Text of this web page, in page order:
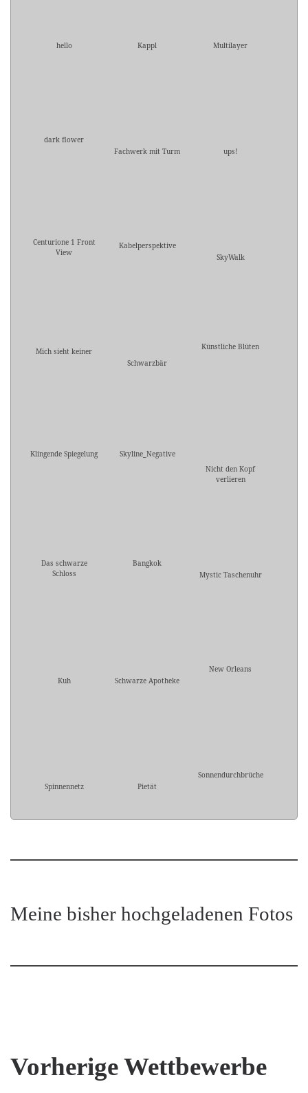
hello Kappl Multilayer
dark flower
Fachwerk mit Turm
ups!
Centurione 1 Front
View
Kabelperspektive
SkyWalk
Mich sieht keiner
Schwarzbär
Künstliche Blüten
Klingende Spiegelung
Skyline_Negative
Nicht den Kopf
verlieren
Das schwarze
Schloss
Bangkok
Mystic Taschenuhr
Kuh Schwarze Apotheke
New Orleans
Spinnennetz Pietät
Sonnendurchbrüche
Meine bisher hochgeladenen Fotos
Vorherige Wettbewerbe